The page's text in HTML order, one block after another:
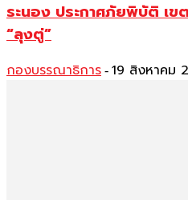
ระนอง ประกาศภัยพิบัติ เ
“ลุงตู่”
กองบรรณาธิการ - 19 สิงหาคม